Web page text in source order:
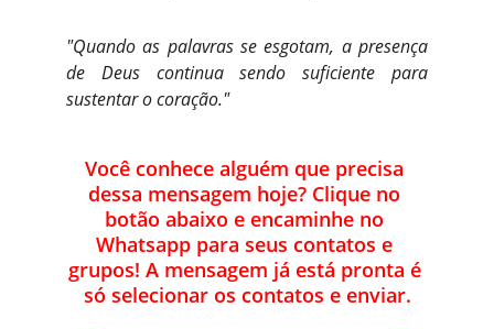
"Quando as palavras se esgotam, a presença
de Deus continua sendo suficiente para
sustentar o coração."
Você conhece alguém que precisa
dessa mensagem hoje? Clique no
botão abaixo e encaminhe no
Whatsapp para seus contatos e
grupos! A mensagem já está pronta é
só selecionar os contatos e enviar.